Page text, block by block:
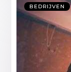
BEDRIJVEN